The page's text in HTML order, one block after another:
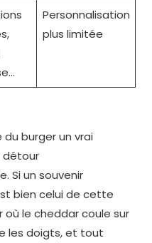
Personnalisation
plus limitée
du burger un vrai
détour
Si un souvenir
bien celui de cette
le cheddar coule sur
les doigts, et tout